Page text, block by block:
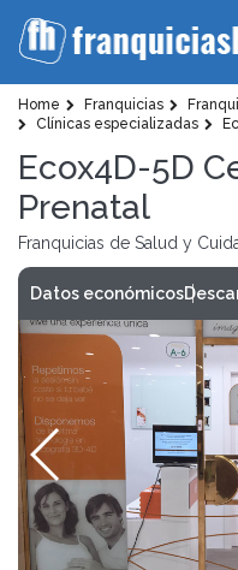
Home Franquicias
Clínicas especializadas
Ecox4D-5D
Prenatal
Franquicias de Salud y
Datos económicos